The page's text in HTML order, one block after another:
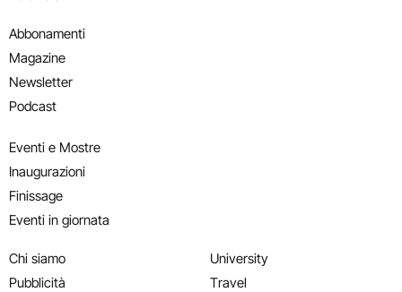
Abbonamenti
Magazine
Newsletter
Podcast
Eventi e Mostre
Inaugurazioni
Finissage
Eventi in giornata
Chi siamo
Pubblicità
University
Travel